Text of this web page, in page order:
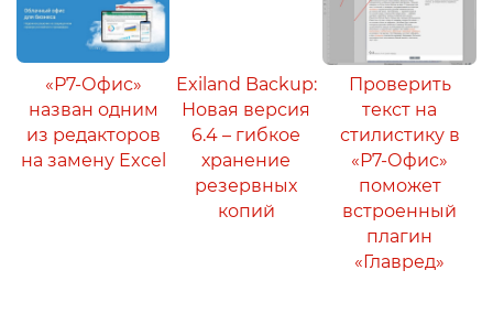
«Р7-Офис»
назван одним
из редакторов
на замену Excel
Exiland Backup:
Новая версия
6.4 – гибкое
хранение
резервных
копий
Проверить
текст на
стилистику в
«Р7-Офис»
поможет
встроенный
плагин
«Главред»